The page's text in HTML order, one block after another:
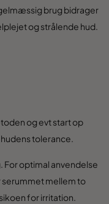
brug bidrager
og strålende hud.
og evt start op
tolerance.
For optimal anvendelse
mellem to
for irritation.